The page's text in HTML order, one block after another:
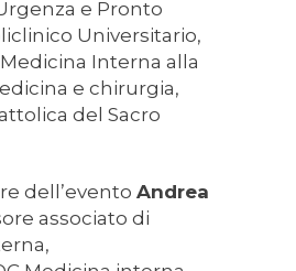
e Pronto
Universitario,
Interna alla
e chirurgia,
del Sacro
dell’evento Andrea
associato di